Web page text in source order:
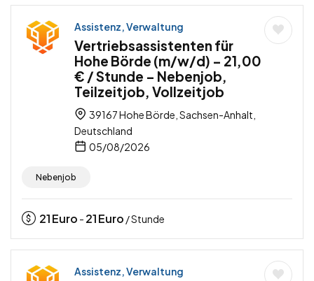
Assistenz, Verwaltung
Vertriebsassistenten für
Hohe Börde (m/w/d) – 21,00
€ / Stunde – Nebenjob,
Teilzeitjob, Vollzeitjob
39167 Hohe Börde, Sachsen-Anhalt,
Deutschland
05/08/2026
Nebenjob
21Euro - 21Euro / Stunde
Assistenz, Verwaltung